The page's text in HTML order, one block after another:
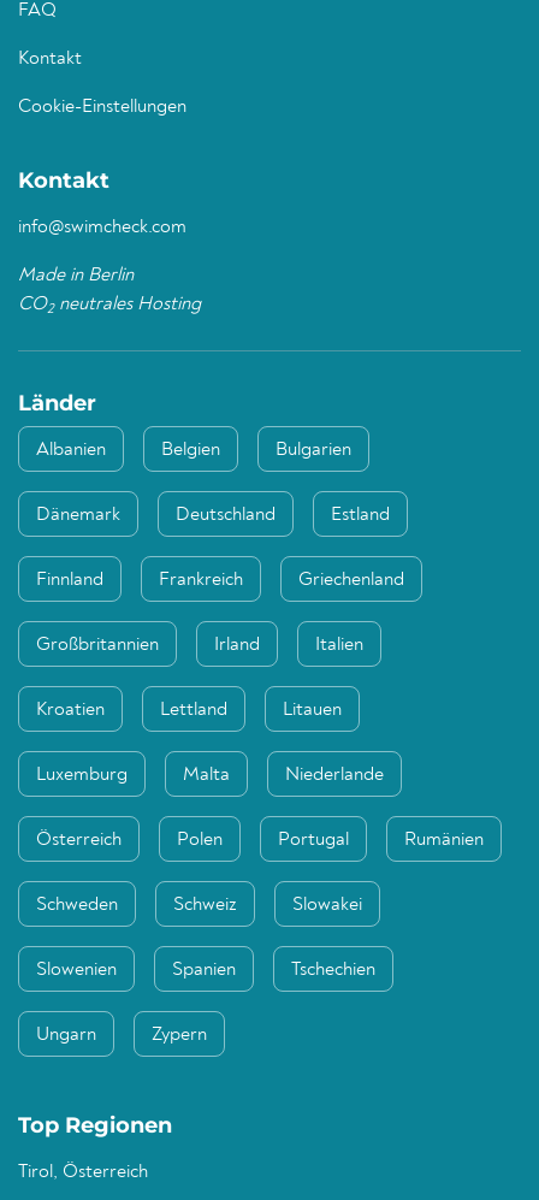
FAQ
Kontakt
Cookie-Einstellungen
Kontakt
info@swimcheck.com
Made in Berlin
CO2neutrales Hosting
Länder
Albanien Belgien Bulgarien
Dänemark Deutschland Estland
Finnland Frankreich Griechenland
Großbritannien Irland Italien
Kroatien Lettland Litauen
Luxemburg Malta Niederlande
Österreich Polen Portugal Rumänien
Schweden Schweiz Slowakei
Slowenien Spanien Tschechien
Ungarn Zypern
Top Regionen
Tirol, Österreich